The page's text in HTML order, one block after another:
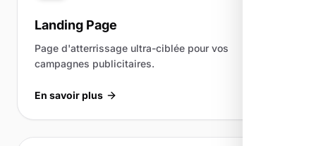
Landing Page
Page d'atterrissage ultra-ciblée pour vos
campagnes publicitaires.
En savoir plus